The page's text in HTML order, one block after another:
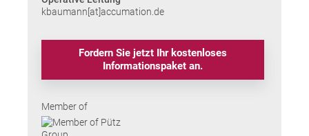
kbaumann[at]accumation.de
Fordern Sie jetzt Ihr kostenloses
Informationspaket an.
Member of